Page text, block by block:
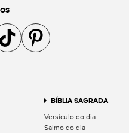
no Instagram
a gente no YouTube
Acompanhe a gente no TikTok
Acompanhe a gente no Pinterest
BÍBLIA SAGRADA
Versículo do dia
Salmo do dia